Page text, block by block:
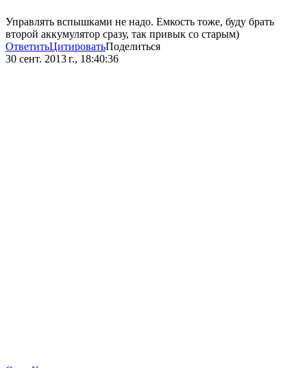
Управлять вспышками не надо. Емкость тоже, буду брать
второй аккумулятор сразу, так привык со старым)
ОтветитьЦитироватьПоделиться
30 сент. 2013 г., 18:40:36